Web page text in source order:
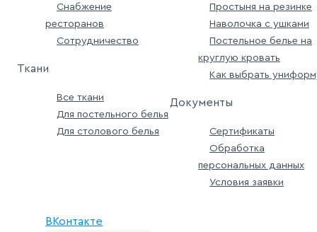
Снабжение
ресторанов
Сотрудничество
Ткани
Все ткани
Для постельного белья
Для столового белья
Простыня на резинке
Наволочка с ушками
Постельное белье на
круглую кровать
Как выбрать
Документы
Сертификаты
Обработка
персональных данных
Условия заявки
ВКонтакте